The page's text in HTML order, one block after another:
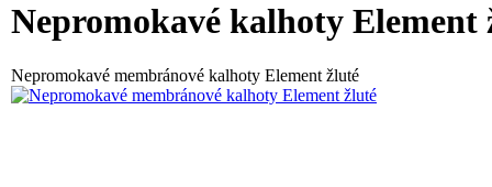
Nepromokavé kalhoty Element
Nepromokavé membránové kalhoty Element žluté